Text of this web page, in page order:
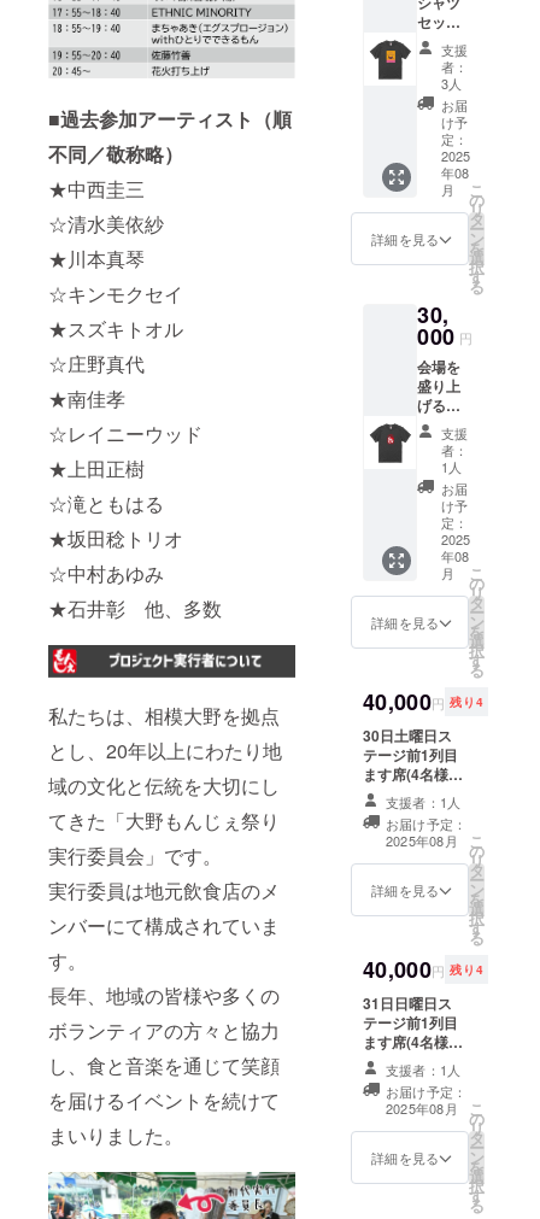
■過去参加アーティスト（順
不同／敬称略）
★中西圭三
☆清水美依紗
★川本真琴
☆キンモクセイ
★スズキトオル
☆庄野真代
★南佳孝
☆レイニーウッド
★上田正樹
☆滝ともはる
★坂田稔トリオ
☆中村あゆみ
★石井彰 他、多数
私たちは、相模大野を拠点
とし、20年以上にわたり地
域の文化と伝統を大切にし
てきた「大野もんじぇ祭り
実行委員会」です。
実行委員は地元飲食店のメ
ンバーにて構成されていま
す。
長年、地域の皆様や多くの
ボランティアの方々と協力
し、食と音楽を通じて笑顔
を届けるイベントを続けて
まいりました。
セット
サイズ
表 大人
Msize/
身丈69/
身幅52/
肩幅46/
袖丈20/
丸胴仕
様 ・
Lsize/身
丈73/身
幅55/肩
丈22/丸
胴仕様
・
XLsize/
身丈77/
身幅58/
肩幅54/
袖丈24/
丸胴仕
様 ※商
品生地
の特性
によっ
て１-２
㎝前後
の誤差
が生じ
支援
者：
3人
お届
け予
定：
2025
年08
月
詳細を見る
こ
の
リ
タ
ー
ン
を
選
択
す
る
30,
000 円
会場を
盛り上
げる︎！T
シャ
ツ、
フェス
タオ
ル、ペ
ンライ
ト、オ
リジナ
ルス
テッ
カー付
きセッ
ト ※内
シャツ1
枚、タ
オル1
枚、ペ
ンライ
オリジ
ナルス
テッ
カー1枚
※画像は
なる場
合がご
ざいま
す T
シャツ
サイズ
表 ・
Msize/
身丈69/
身幅52/
肩幅46/
袖丈20/
支援
者：
1人
お届
け予
定：
2025
年08
月
詳細を見る
こ
の
リ
タ
ー
ン
を
選
択
す
る
40,000円 残り4
30日土曜日ス
テージ前1列目
ます席(4名様程
度) ※場所のご指
定はご遠慮いた
だいておりま
す。 ※高さのあ
る椅子の持ち込
み、テント不
の指示に従って
いただきます。
※雨天開催時、中
止時の返金、振
替の対応は行
なっておりませ
ん。
支援者：1人
お届け予定：
2025年08月
詳細を見る
こ
の
リ
タ
ー
ン
を
選
択
す
る
40,000円 残り4
31日日曜日ス
テージ前1列目
ます席(4名様程
度) ※場所のご指
定はご遠慮いた
だいておりま
す。 ※高さのあ
る椅子の持ち込
み、テント不
支援者：1人
お届け予定：
2025年08月
詳細を見る
こ
の
リ
タ
ー
ン
を
選
択
す
る